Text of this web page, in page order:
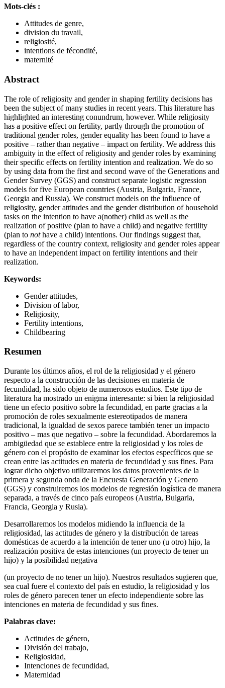
Mots-clés :
Attitudes de genre,
division du travail,
religiosité,
intentions de fécondité,
maternité
Abstract
The role of religiosity and gender in shaping fertility decisions has
been the subject of many studies in recent years. This literature has
highlighted an interesting conundrum, however. While religiosity
has a positive effect on fertility, partly through the promotion of
traditional gender roles, gender equality has been found to have a
positive – rather than negative – impact on fertility. We address this
ambiguity in the effect of religiosity and gender roles by examining
their specific effects on fertility intention and realization. We do so
by using data from the first and second wave of the Generations and
Gender Survey (GGS) and construct separate logistic regression
models for five European countries (Austria, Bulgaria, France,
Georgia and Russia). We construct models on the influence of
religiosity, gender attitudes and the gender distribution of household
tasks on the intention to have a(nother) child as well as the
realization of positive (plan to have a child) and negative fertility
(plan to nothave a child) intentions. Our findings suggest that,
regardless of the country context, religiosity and gender roles appear
to have an independent impact on fertility intentions and their
realization.
Keywords:
Gender attitudes,
Division of labor,
Religiosity,
Fertility intentions,
Childbearing
Resumen
Durante los últimos años, el rol de la religiosidad y el género
respecto a la construcción de las decisiones en materia de
fecundidad, ha sido objeto de numerosos estudios. Este tipo de
literatura ha mostrado un enigma interesante: si bien la religiosidad
tiene un efecto positivo sobre la fecundidad, en parte gracias a la
promoción de roles sexualmente estereotipados de manera
tradicional, la igualdad de sexos parece también tener un impacto
positivo – mas que negativo – sobre la fecundidad. Abordaremos la
ambigüedad que se establece entre la religiosidad y los roles de
género con el propósito de examinar los efectos específicos que se
crean entre las actitudes en materia de fecundidad y sus fines. Para
lograr dicho objetivo utilizaremos los datos provenientes de la
primera y segunda onda de la Encuesta Generación y Genero
(GGS) y construiremos los modelos de regresión logística de manera
separada, a través de cinco país europeos (Austria, Bulgaria,
Francia, Georgia y Rusia).
Desarrollaremos los modelos midiendo la influencia de la
religiosidad, las actitudes de género y la distribución de tareas
domésticas de acuerdo a la intención de tener uno (u otro) hijo, la
realización positiva de estas intenciones (un proyecto de tener un
hijo) y la posibilidad negativa
(un proyecto de no tener un hijo). Nuestros resultados sugieren que,
sea cual fuere el contexto del país en estudio, la religiosidad y los
roles de género parecen tener un efecto independiente sobre las
intenciones en materia de fecundidad y sus fines.
Palabras clave:
Actitudes de género,
División del trabajo,
Religiosidad,
Intenciones de fecundidad,
Maternidad